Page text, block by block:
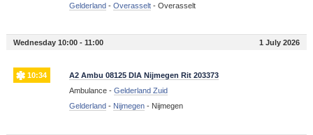
Gelderland- Overasselt- Overasselt
Wednesday 10:00 - 11:00 1 July 2026
10:34
A2 Ambu 08125 DIA Nijmegen Rit 203373
Ambulance - Gelderland Zuid
Gelderland- Nijmegen- Nijmegen